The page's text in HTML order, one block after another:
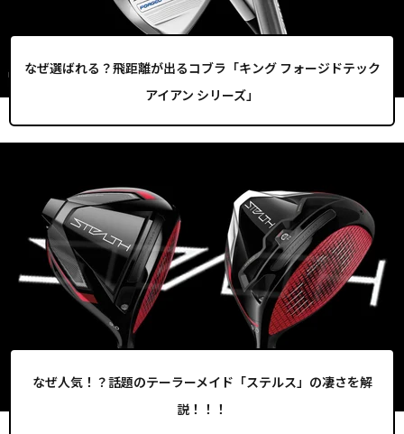
なぜ選ばれる？飛距離が出るコブラ「キング フォージドテック
アイアン シリーズ」
なぜ人気！？話題のテーラーメイド「ステルス」の凄さを解
説！！！